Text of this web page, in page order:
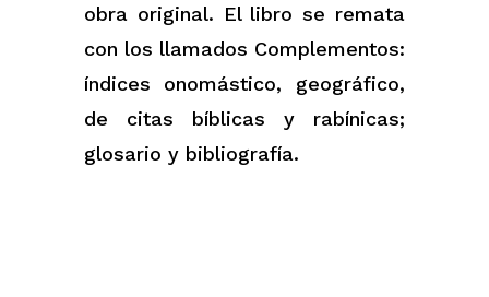
obra original. El libro se remata
con los llamados Complementos:
índices onomástico, geográfico,
de citas bíblicas y rabínicas;
glosario y bibliografía.